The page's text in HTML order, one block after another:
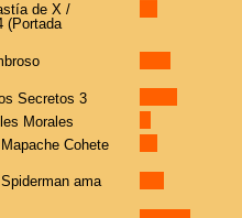
de X /
(Portada
Secretos 3
Morales
Cohete
ama